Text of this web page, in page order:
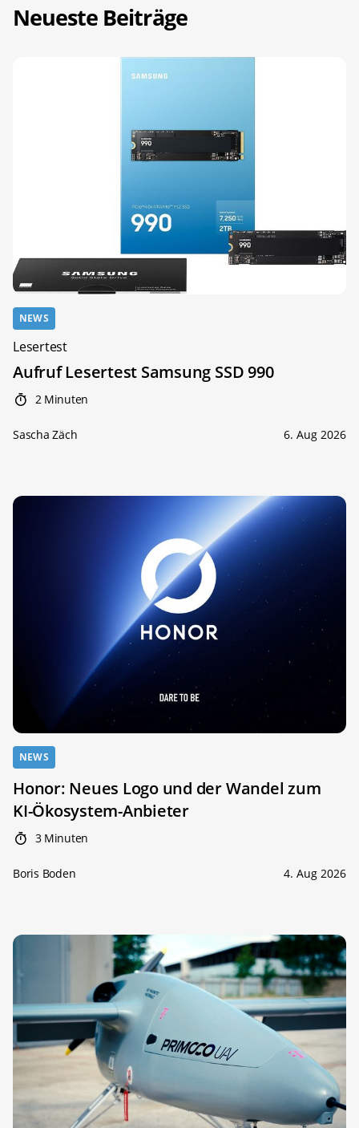
Neueste Beiträge
NEWS
Lesertest
Aufruf Lesertest Samsung SSD 990
2 Minuten
Sascha Zäch 6. Aug 2026
NEWS
Honor: Neues Logo und der Wandel zum
KI-Ökosystem-Anbieter
3 Minuten
Boris Boden 4. Aug 2026